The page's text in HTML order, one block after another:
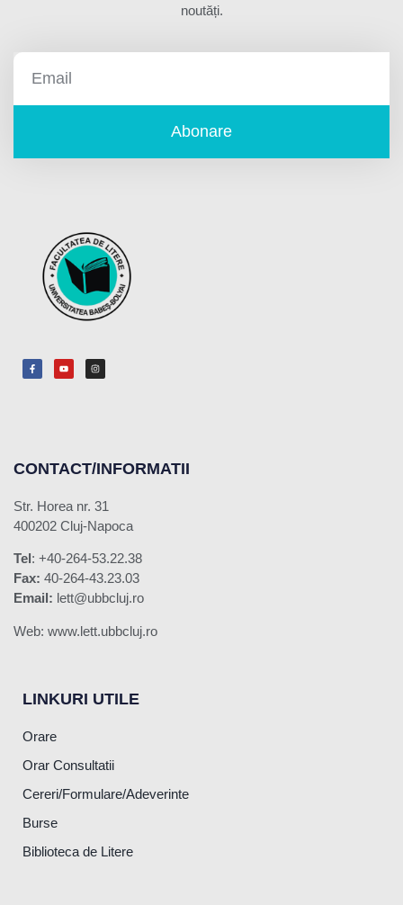
noutăți.
Abonare
CONTACT/INFORMATII
Str. Horea nr. 31
400202 Cluj-Napoca
Tel: +40-264-53.22.38
Fax: 40-264-43.23.03
Email: lett@ubbcluj.ro
Web: www.lett.ubbcluj.ro
LINKURI UTILE
Orare
Orar Consultatii
Cereri/Formulare/Adeverinte
Burse
Biblioteca de Litere